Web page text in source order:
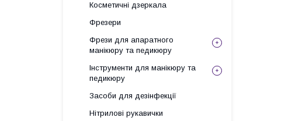
Косметичні дзеркала
Фрезери
Фрези для апаратного
манікюру та педикюру
Інструменти для манікюру та
педикюру
Засоби для дезінфекції
Нітрилові рукавички